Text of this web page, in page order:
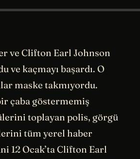
ve Clifton Earl Johnson
ve kaçmayı başardı. O
maske takmıyordu.
çaba göstermemiş
toplayan polis, görgü
tüm yerel haber
12 Ocak’ta Clifton Earl